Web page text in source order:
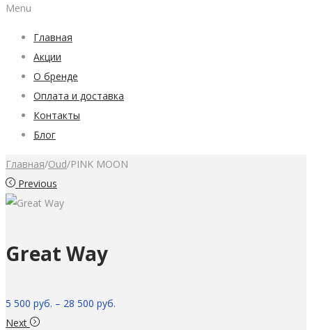
Menu
Главная
Акции
О бренде
Оплата и доставка
Контакты
Блог
Главная/Oud/PINK MOON
Previous
Great Way
5 500 руб. – 28 500 руб.
Next